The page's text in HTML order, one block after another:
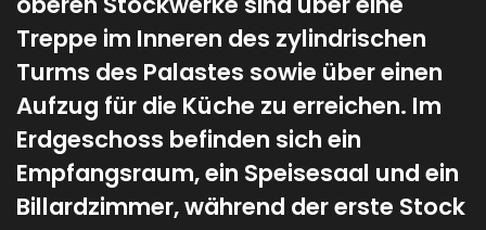
Treppe im Inneren des zylindrischen
Turms des Palastes sowie über einen
Aufzug für die Küche zu erreichen. Im
Erdgeschoss befinden sich ein
Empfangsraum, ein Speisesaal und ein
Billardzimmer, während der erste Stock